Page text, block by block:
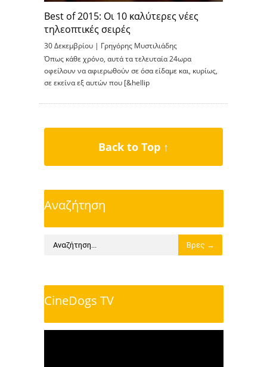
Best of 2015: Οι 10 καλύτερες νέες
τηλεοπτικές σειρές
30 Δεκεμβρίου | Γρηγόρης Μυστιλιάδης
Όπως κάθε χρόνο, αυτά τα τελευταία 24ωρα
οφείλουν να αφιερωθούν σε όσα είδαμε και, κυρίως,
σε εκείνα εξ αυτών που [&hellip
Back to Top ↑
Αναζήτηση
CineDogs TV